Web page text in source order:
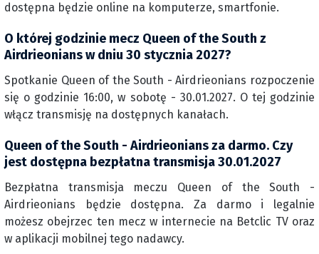
dostępna będzie online na komputerze, smartfonie.
O której godzinie mecz Queen of the South z
Airdrieonians w dniu 30 stycznia 2027?
Spotkanie Queen of the South - Airdrieonians rozpoczenie
się o godzinie 16:00, w sobotę - 30.01.2027. O tej godzinie
włącz transmisję na dostępnych kanałach.
Queen of the South - Airdrieonians za darmo. Czy
jest dostępna bezpłatna transmisja 30.01.2027
Bezpłatna transmisja meczu Queen of the South -
Airdrieonians będzie dostępna. Za darmo i legalnie
możesz obejrzec ten mecz w internecie na Betclic TV oraz
w aplikacji mobilnej tego nadawcy.